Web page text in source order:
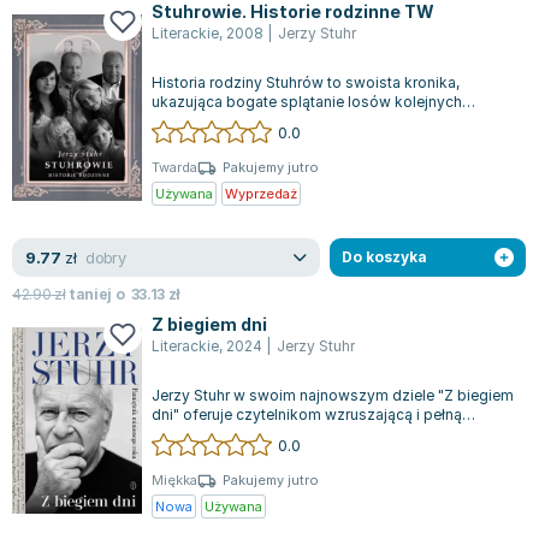
Zygmunt Freud
Agata Passent
Michel Moran
Maciej Orłoś
Jo Nesbo
Katarzyna Miller
Antoine de Saint Exupery
Lew Tołstoj
Mark Twain
Marcin Meller
Paulina Młynarska
ks. Piotr Pawlukiewicz
Jarosław Sokołowski
Piotr Latocha
Michael Scott
Piotr Semka
Jarosław Iwaszkiewicz
Stuhrowie. Historie rodzinne TW
Literackie, 2008 Jerzy Stuhr
Historia rodziny Stuhrów to swoista kronika,
ukazująca bogate splątanie losów kolejnych
generacji, dla których więzi rodzinne mają...
0.0
Twarda
Pakujemy jutro
Używana
Wyprzedaż
9.77 zł dobry
42.90złtaniej o 33.13 zł
Do koszyka
Z biegiem dni
Literackie, 2024 Jerzy Stuhr
Jerzy Stuhr w swoim najnowszym dziele "Z biegiem
dni" oferuje czytelnikom wzruszającą i pełną
refleksji opowieść o schyłku jego ak...
0.0
Miękka
Pakujemy jutro
Nowa
Używana